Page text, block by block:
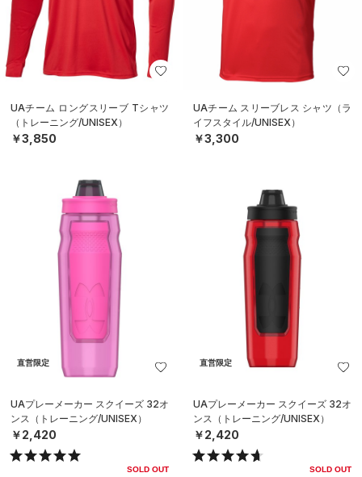
UAチーム ロングスリーブ Tシャツ
（トレーニング/UNISEX）
￥3,850
UAチーム スリーブレス シャツ（ラ
イフスタイル/UNISEX）
￥3,300
直営限定
UAプレーメーカー スクイーズ 32オ
ンス（トレーニング/UNISEX）
￥2,420
SOLD OUT
直営限定
UAプレーメーカー スクイーズ 32オ
ンス（トレーニング/UNISEX）
￥2,420
SOLD OUT